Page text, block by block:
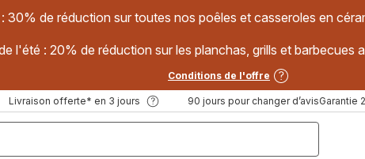
30% de réduction sur toutes nos poêles et casseroles en
l'été : 20% de réduction sur les planchas, grills et barbecues
Conditions de l'offre
Livraison offerte* en 3 jours 90 jours pour changer d’avisGarantie